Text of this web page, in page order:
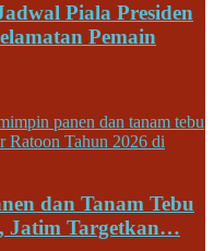
Piala Presiden
Pemain
dan Tanam Tebu
Jatim Targetkan…